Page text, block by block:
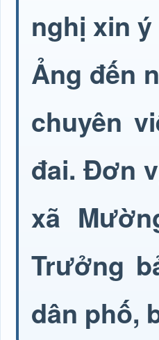
nghị xin
Ảng đến
chuyên
đai. Đơn
xã
Trưởng
dân phố,